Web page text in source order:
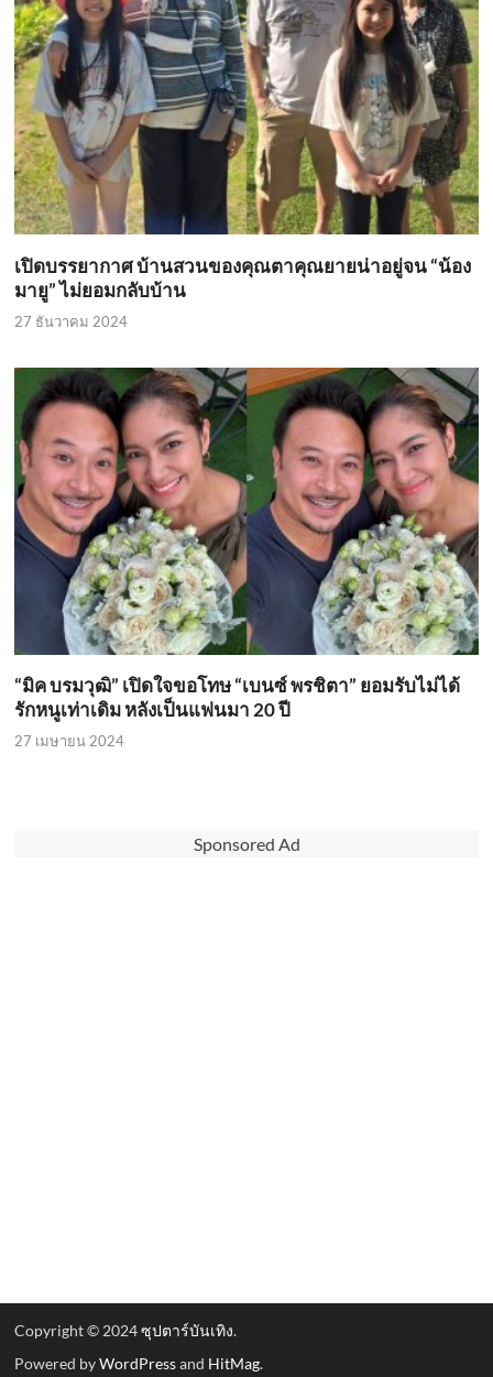
เปิดบรรยากาศ บ้านสวนของคุณตาคุณยายน่าอยู่จน “น้อง
มายู” ไม่ยอมกลับบ้าน
27 ธันวาคม 2024
“มิค บรมวุฒิ” เปิดใจขอโทษ “เบนซ์ พรชิตา” ยอมรับไม่ได้
รักหนูเท่าเดิม หลังเป็นแฟนมา 20 ปี
27 เมษายน 2024
Sponsored Ad
Copyright © 2024ซุปตาร์บันเทิง.
Powered byWordPressand HitMag.